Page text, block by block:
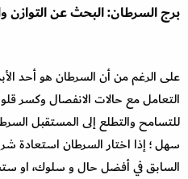
برج السرطان: البحث عن التوازن
على الرغم من أن السرطان هو أحد
التعامل مع حالات الانفصال وكسر
للتسامح والتطلع إلى المستقبل
سهل ؛ إذا اختار السرطان استعادة
السابق في أفضل حال و سلوك، او